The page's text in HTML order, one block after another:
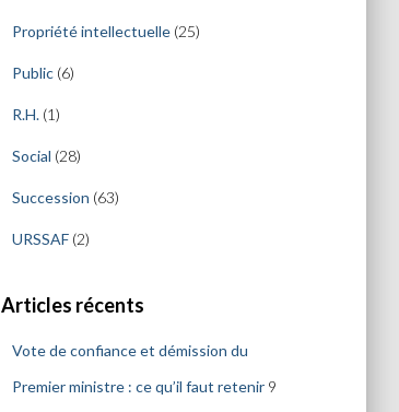
Propriété intellectuelle(25)
Public(6)
R.H.(1)
Social (28)
Succession (63)
URSSAF(2)
Articles récents
Vote de confiance et démission du
Premier ministre : ce qu’il faut retenir 9